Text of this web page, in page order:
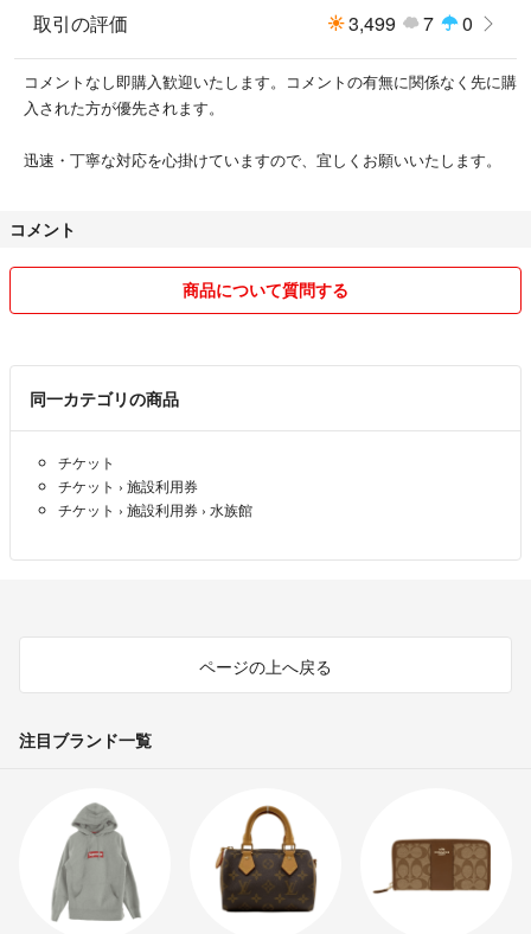
取引の評価 3,499 7 0
コメントなし即購入歓迎いたします。コメントの有無に関係なく先に購
入された方が優先されます。
迅速・丁寧な対応を心掛けていますので、宜しくお願いいたします。
コメント
商品について質問する
同一カテゴリの商品
チケット
チケット › 施設利用券
チケット › 施設利用券 › 水族館
ページの上へ戻る
注目ブランド一覧